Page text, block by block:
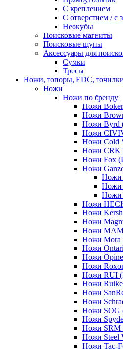
С креплением
С отверстием / с
Неокубы
Поисковые магниты
Поисковые щупы
Аксессуары для
Сумки
Тросы
Ножи, топоры, EDC, точилки
Ножи
Ножи по бренду
Ножи
Ножи
Ножи
Ножи
Ножи Cold
Ножи
Ножи Fox
Ножи
Ножи
Ножи
Ножи
Ножи
Ножи
Ножи
Ножи MAM
Ножи Mora
Ножи
Ножи
Ножи
Ножи RUI
Ножи
Ножи
Ножи
Ножи
Ножи
Ножи SRM
Ножи
Ножи Tac-